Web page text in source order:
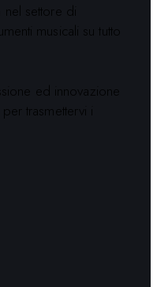
nel settore di
musicali su tutto
ed innovazione
trasmettervi i